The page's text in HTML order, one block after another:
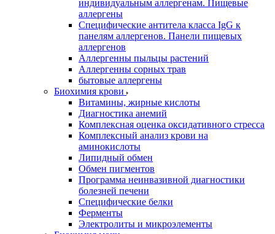
индивидуальным аллергенам. Пищевые
аллергены
Специфические антитела класса IgG к
панелям аллергенов. Панели пищевых
аллергенов
Аллергенны пыльцы растений
Аллергенны сорных трав
бытовые аллергены
Биохимия крови
Витамины, жирные кислоты
Диагностика анемий
Комплексная оценка оксидативного стресса
Комплексный анализ крови на
аминокислоты
Липидный обмен
Обмен пигментов
Программа неинвазивной диагностики
болезней печени
Специфические белки
Ферменты
Электролиты и микроэлементы